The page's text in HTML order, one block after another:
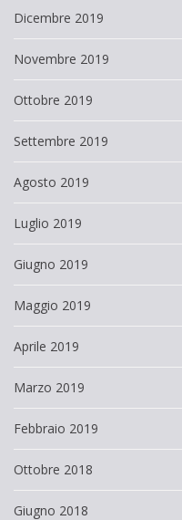
Dicembre 2019
Novembre 2019
Ottobre 2019
Settembre 2019
Agosto 2019
Luglio 2019
Giugno 2019
Maggio 2019
Aprile 2019
Marzo 2019
Febbraio 2019
Ottobre 2018
Giugno 2018